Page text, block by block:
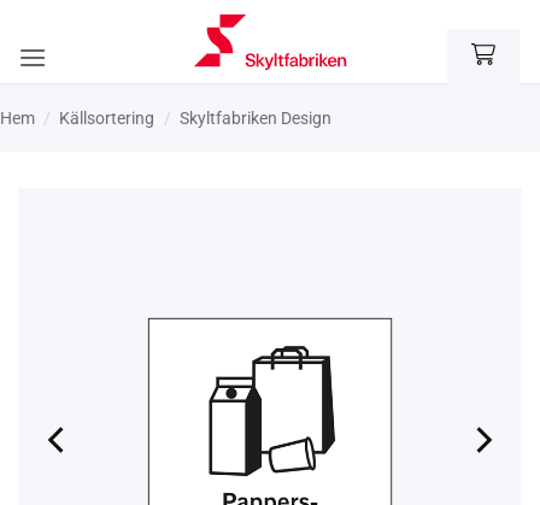
content
Hem / Käll­sortering / Skyltfabriken Design